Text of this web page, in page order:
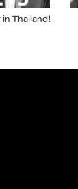
Thailand!